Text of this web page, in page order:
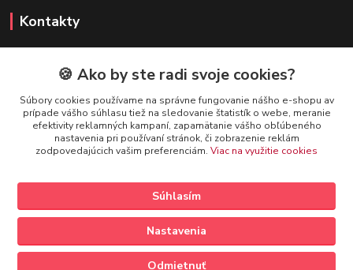
Kontakty
FIREFLY SHOP
Mgr. Ivana Kirschnerová
+421 918 763 777
🍪 Ako by ste radi svoje cookies?
Súbory cookies používame na správne fungovanie nášho e-shopu av
prípade vášho súhlasu tiež na sledovanie štatistík o webe, meranie
efektivity reklamných kampaní, zapamätanie vášho obľúbeného
nastavenia pri používaní stránok, či zobrazenie reklám
zodpovedajúcich vašim preferenciám. Viac na využitie cookies
Nastavenia
Súhlasím